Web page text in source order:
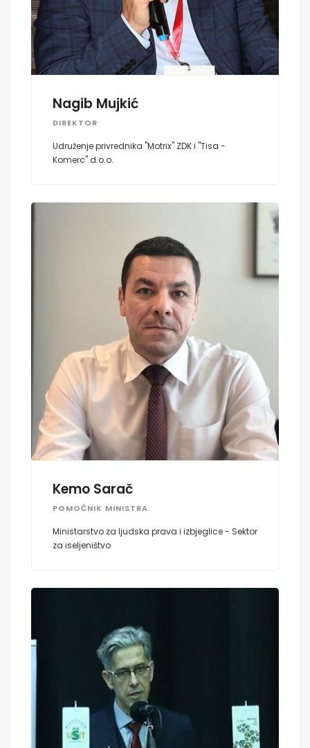
Nagib Mujkić
DIREKTOR
Udruženje privrednika "Motrix" ZDK i "Tisa -
Komerc" d.o.o.
Kemo Sarač
POMOĆNIK MINISTRA
Ministarstvo za ljudska prava i izbjeglice - Sektor
za iseljeništvo